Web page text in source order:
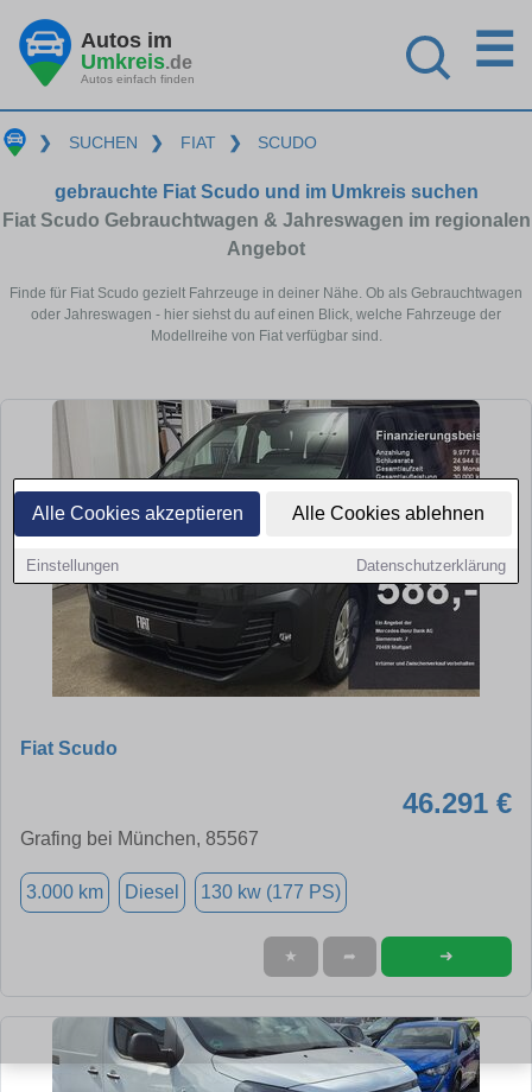
Alle Cookies akzeptieren Alle Cookies ablehnen
Einstellungen Datenschutzerklärung
Autos im
Umkreis.de
Autos einfach finden
☰
❯ SUCHEN ❯ FIAT ❯ SCUDO
gebrauchte Fiat Scudo und im Umkreis suchen
Fiat Scudo Gebrauchtwagen & Jahreswagen im regionalen
Angebot
Finde für Fiat Scudo gezielt Fahrzeuge in deiner Nähe. Ob als Gebrauchtwagen
oder Jahreswagen - hier siehst du auf einen Blick, welche Fahrzeuge der
Modellreihe von Fiat verfügbar sind.
Fiat Scudo
46.291 €
Grafing bei München, 85567
3.000 km Diesel 130 kw (177 PS)
★ ➦ ➜